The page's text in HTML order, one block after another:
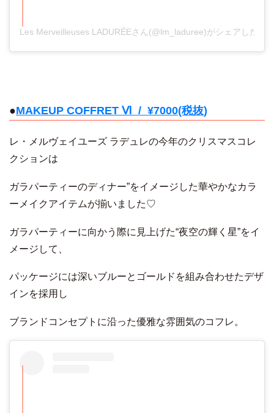
Les Merveilleuses LADURÉEさん(@lm_laduree)がシェアした投
●MAKEUP COFFRET Ⅵ / ¥7000(税抜)
レ・メルヴェイユーズ ラデュレの今年のクリスマスコレ
クションは
ガラパーティーのディナー”をイメージした華やかなカラ
ーメイクアイテムが揃いました♡
ガラパーティーに向かう際に見上げた“夜空の輝く星”をイ
メージして、
パッケージには深いブルーとゴールドを組み合わせたデザ
インを採用し
ブランドコンセプトに沿った優雅な雰囲気のコフレ。